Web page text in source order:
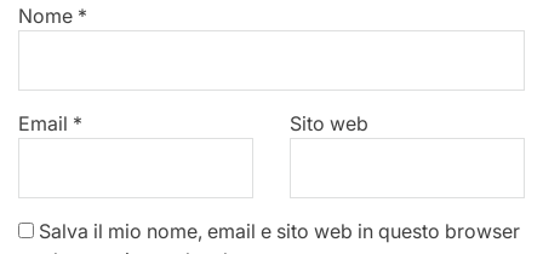
Nome *
Email * Sito web
Salva il mio nome, email e sito web in questo browser